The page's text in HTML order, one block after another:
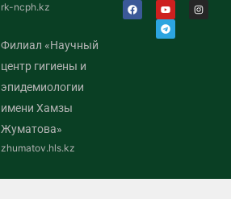
rk-ncph.kz
Филиал «Научный
центр гигиены и
эпидемиологии
имени Хамзы
Жуматова»
zhumatov.hls.kz